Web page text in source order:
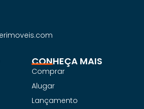
CONHEÇA MAIS
Comprar
Alugar
Lançamento